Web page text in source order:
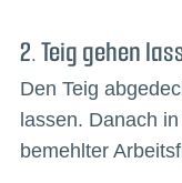
2. Teig gehen
Den Teig
lassen. Danach
bemehlter